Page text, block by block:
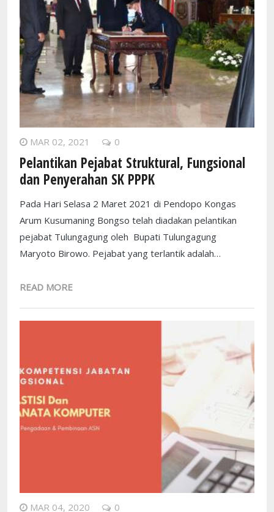
MAR 02, 2021 0
Pelantikan Pejabat Struktural, Fungsional
dan Penyerahan SK PPPK
Pada Hari Selasa 2 Maret 2021 di Pendopo Kongas
Arum Kusumaning Bongso telah diadakan pelantikan
pejabat Tulungagung oleh Bupati Tulungagung
Maryoto Birowo. Pejabat yang terlantik adalah…
READ MORE
MAR 04, 2020 0